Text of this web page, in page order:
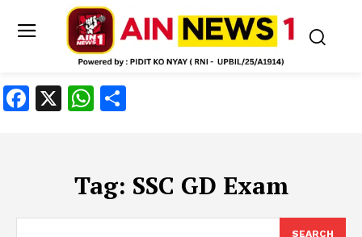
Facebook
X WhatsApp
Tag: SSC GD Exam
SEARCH